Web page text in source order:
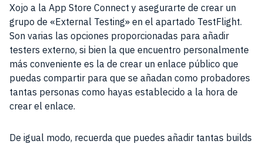
Xojo a la App Store Connect y asegurarte de crear un
grupo de «External Testing» en el apartado TestFlight.
Son varias las opciones proporcionadas para añadir
testers externo, si bien la que encuentro personalmente
más conveniente es la de crear un enlace público que
puedas compartir para que se añadan como probadores
tantas personas como hayas establecido a la hora de
crear el enlace.
De igual modo, recuerda que puedes añadir tantas builds